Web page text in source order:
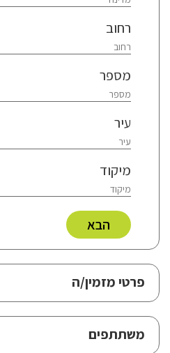
רחוב
מספר
עיר
מיקוד
הבא
פרטי מזמין/ה
משתתפים